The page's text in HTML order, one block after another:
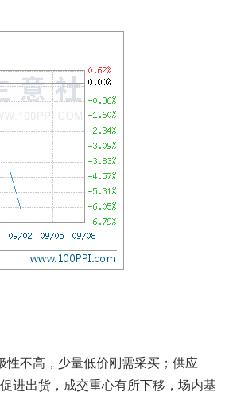
不高，少量低价刚需采买；供应
进出货，成交重心有所下移，场内基